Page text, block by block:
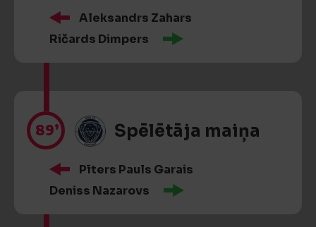
Aleksandrs Zahars
Ričards Dimpers
89’ Spēlētāja maiņa
Pīters Pauls Garais
Deniss Nazarovs